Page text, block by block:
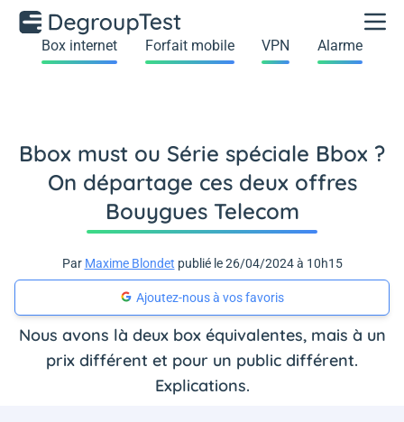
Box internet Forfait mobile VPN Alarme
Bbox must ou Série spéciale Bbox ?
On départage ces deux offres
Bouygues Telecom
Par Maxime Blondet publié le 26/04/2024 à 10h15
Ajoutez-nous à vos favoris
Nous avons là deux box équivalentes, mais à un
prix différent et pour un public différent.
Explications.